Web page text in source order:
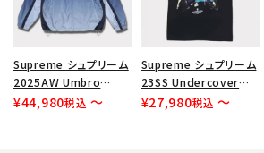
Supreme シュプリーム
2025AW Umbro
Gradient Track
¥44,980税込 〜
Supreme シュプリーム
23SS Undercover
Lupin Tee アンダーカ
¥27,980税込 〜